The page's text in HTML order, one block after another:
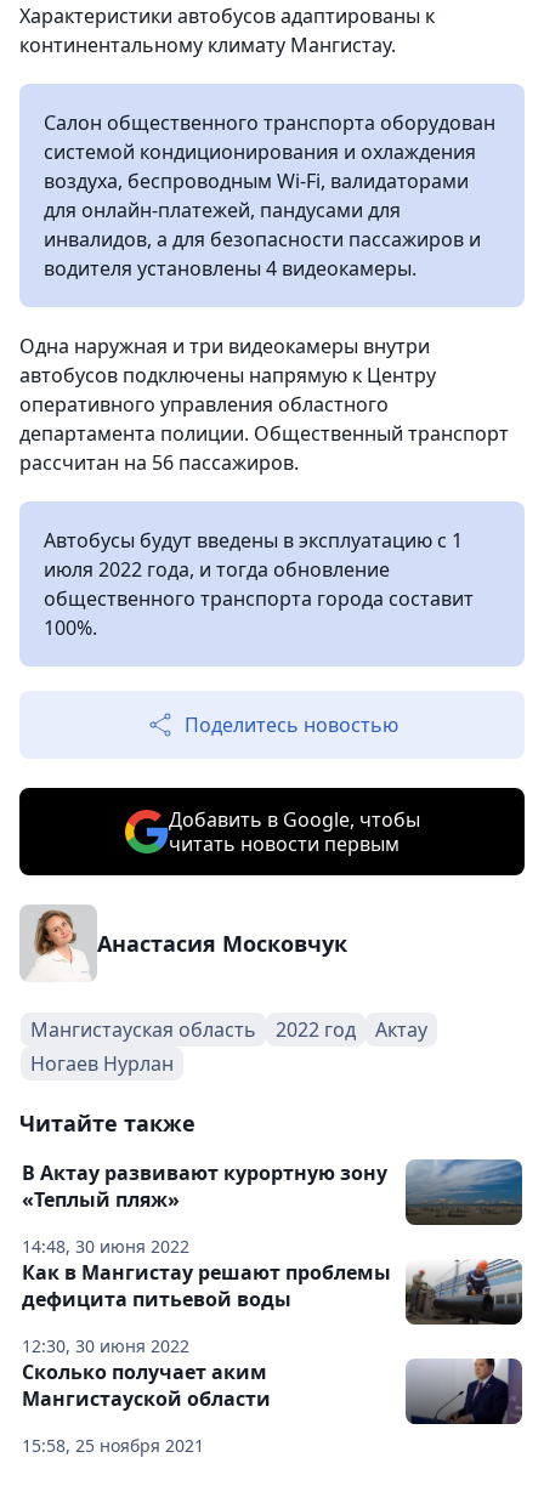
Характеристики автобусов адаптированы к
континентальному климату Мангистау.
Салон общественного транспорта оборудован
системой кондиционирования и охлаждения
воздуха, беспроводным Wi-Fi, валидаторами
для онлайн-платежей, пандусами для
инвалидов, а для безопасности пассажиров и
водителя установлены 4 видеокамеры.
Одна наружная и три видеокамеры внутри
автобусов подключены напрямую к Центру
оперативного управления областного
департамента полиции. Общественный транспорт
рассчитан на 56 пассажиров.
Автобусы будут введены в эксплуатацию с 1
июля 2022 года, и тогда обновление
общественного транспорта города составит
100%.
Поделитесь новостью
Добавить в Google, чтобы
читать новости первым
Анастасия Московчук
Мангистауская область 2022 год
Актау
Ногаев Нурлан
Читайте также
14:48, 30 июня 2022
В Актау развивают курортную зону
«Теплый пляж»
12:30, 30 июня 2022
Как в Мангистау решают проблемы
дефицита питьевой воды
15:58, 25 ноября 2021
Сколько получает аким
Мангистауской области